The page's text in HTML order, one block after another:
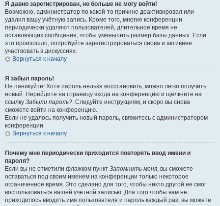
Я давно зарегистрирован, но больше не могу войти!
Возможно, администратор по какой-то причине деактивировал или
удалил вашу учётную запись. Кроме того, многие конференции
периодически удаляют пользователей, длительное время не
оставляющих сообщения, чтобы уменьшить размер базы данных. Если
это произошло, попробуйте зарегистрироваться снова и активнее
участвовать в дискуссиях.
Вернуться к началу
Я забыл пароль!
Не паникуйте! Хотя пароль нельзя восстановить, можно легко получить
новый. Перейдите на страницу входа на конференцию и щёлкните на
ссылку Забыли пароль?. Следуйте инструкциям, и скоро вы снова
сможете войти на конференцию.
Если не удалось получить новый пароль, свяжитесь с администратором
конференции.
Вернуться к началу
Почему мне периодически приходится повторять ввод имени и
пароля?
Если вы не отметили флажком пункт Запомнить меня, вы сможете
оставаться под своим именем на конференции только некоторое
ограниченное время. Это сделано для того, чтобы никто другой не смог
воспользоваться вашей учётной записью. Для того чтобы вам не
приходилось вводить имя пользователя и пароль каждый раз, вы можете